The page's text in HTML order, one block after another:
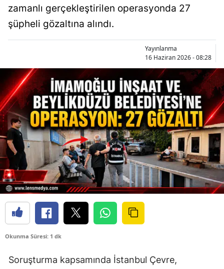
zamanlı gerçekleştirilen operasyonda 27
şüpheli gözaltına alındı.
Yayınlanma
16 Haziran 2026 - 08:28
Okunma Süresi: 1 dk
Soruşturma kapsamında İstanbul Çevre,